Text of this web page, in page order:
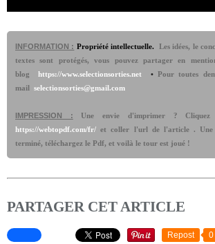
INFORMATION : Propriété intellectuelle.
Les idées, le
textes sont protégés, vous pouvez partager en
blog
https://www.selectionsorties.net • Pour toutes
mail selectionsorties@gmail.com
IMPRESSION : Une envie d'imprimer ?
https://webtopdf.com/fr/ et coller l'url de l'article . Une
terminé, téléchargez le Pdf, et voilà le tour est joué !
PARTAGER CET ARTICLE
Repost 0